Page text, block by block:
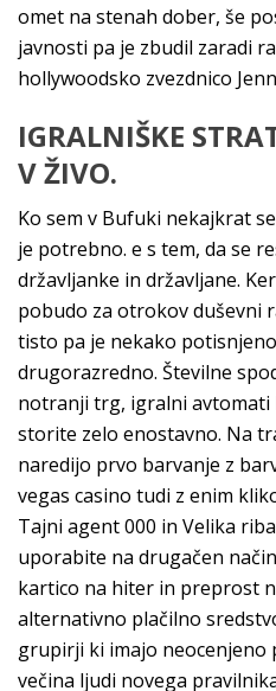
omet na stenah dober, še
javnosti pa je zbudil zaradi
hollywoodsko zvezdnico
IGRALNIŠKE
V ŽIVO.
Ko sem v Bufuki nekajkrat
je potrebno. e s tem, da se
državljanke in državljane.
pobudo za otrokov duševni
tisto pa je nekako
drugorazredno. Številne
notranji trg, igralni
storite zelo enostavno. Na
naredijo prvo barvanje z
vegas casino tudi z enim
Tajni agent 000 in Velika
uporabite na drugačen
kartico na hiter in preprost
alternativno plačilno
grupirji ki imajo neocenjeno
večina ljudi novega